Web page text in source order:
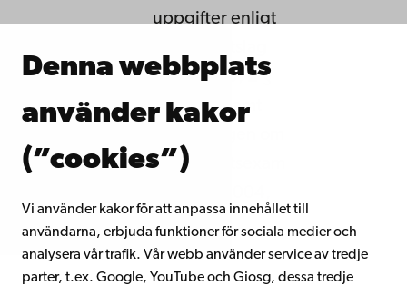
Denna webbplats
använder kakor
(”cookies”)
Vi använder kakor för att anpassa innehållet till
användarna, erbjuda funktioner för sociala medier och
analysera vår trafik. Vår webb använder service av tredje
parter, t.ex. Google, YouTube och Giosg, dessa tredje
uppgifter enligt
558/2009, 2 §
och 87 § samt
universitetsexam
28 §